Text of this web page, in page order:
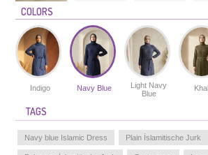
COLORS
Indigo Navy Blue
Light Navy
Blue
TAGS
Navy blue Islamic Dress Plain İslamitische Jurk